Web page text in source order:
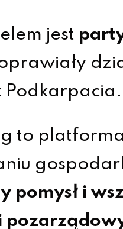
jest
Podkarpacia.
to
pomysł i